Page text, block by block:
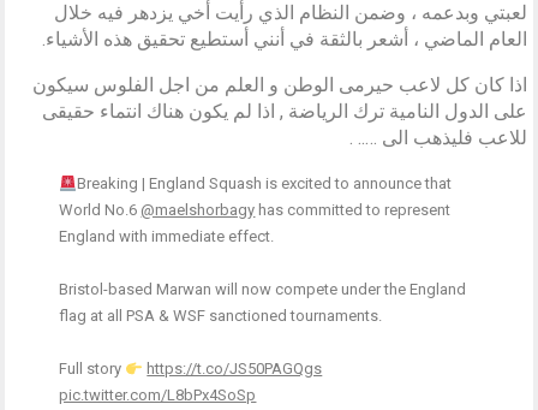
لعبتي وبدعمه ، وضمن النظام الذي رأيت أخي يزدهر فيه خلال
العام الماضي ، أشعر بالثقة في أنني أستطيع تحقيق هذه الأشياء.
اذا كان كل لاعب حيرمى الوطن و العلم من اجل الفلوس سيكون
على الدول النامية ترك الرياضة , اذا لم يكون هناك انتماء حقيقى
للاعب فليذهب الى ….. .
Breaking | England Squash is excited to announce that
World No.6 @maelshorbagy has committed to represent
England with immediate effect.
Bristol-based Marwan will now compete under the England
flag at all PSA & WSF sanctioned tournaments.
Full story
https://t.co/JS50PAGQgs
pic.twitter.com/L8bPx4SoSp